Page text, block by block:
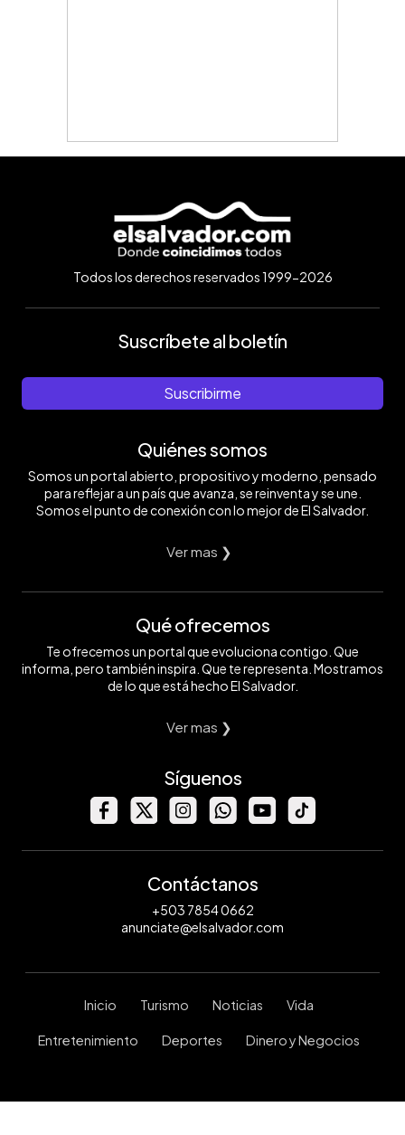
Todos los derechos reservados 1999-2026
Suscríbete al boletín
Suscribirme
Quiénes somos
Somos un portal abierto, propositivo y moderno, pensado
para reflejar a un país que avanza, se reinventa y se une.
Somos el punto de conexión con lo mejor de El Salvador.
Ver mas ❯
Qué ofrecemos
Te ofrecemos un portal que evoluciona contigo. Que
informa, pero también inspira. Que te representa. Mostramos
de lo que está hecho El Salvador.
Ver mas ❯
Síguenos
Contáctanos
+503 7854 0662
anunciate@elsalvador.com
Inicio Turismo Noticias Vida
Entretenimiento Deportes Dinero y Negocios